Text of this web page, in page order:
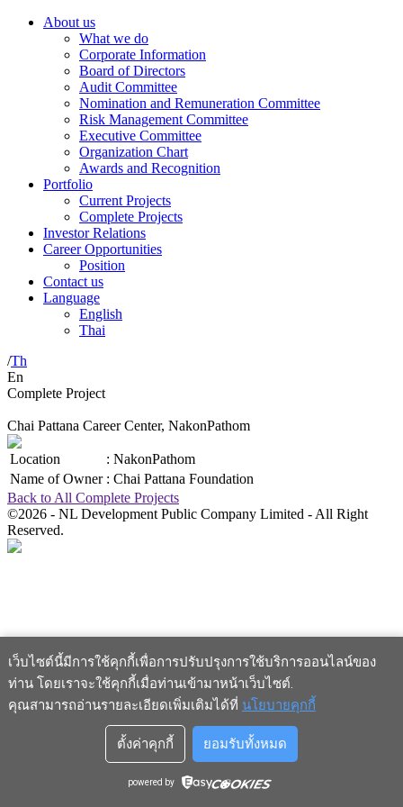
About us
What we do
Corporate Information
Board of Directors
Audit Committee
Nomination and Remuneration Committee
Risk Management Committee
Executive Committee
Organization Chart
Awards and Recognition
Portfolio
Current Projects
Complete Projects
Investor Relations
Career Opportunities
Position
Contact us
Language
English
Thai
Th
/
En
Complete Project
Chai Pattana Career Center, NakonPathom
Location : NakonPathom
Name of Owner : Chai Pattana Foundation
Back to All Complete Projects
©2026 - NL Development Public Company Limited - All Right
Reserved.
เว็บไซต์นี้มีการใช้คุกกี้เพื่อการปรับปรุงการใช้บริการออนไลน์ของ
ท่าน โดยเราจะใช้คุกกี้เมื่อท่านเข้ามาหน้าเว็บไซต์.
คุณสามารถอ่านรายละเอียดเพิ่มเติมได้ที่ นโยบายคุกกี้
ตั้งค่าคุกกี้ ยอมรับทั้งหมด
powered by